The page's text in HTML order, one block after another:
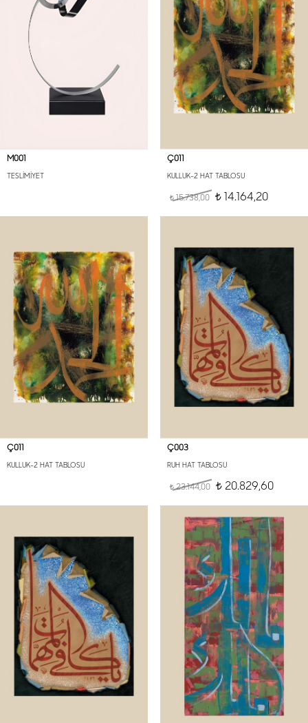
M001
TESLİMİYET
Ç011
KULLUK-2 HAT TABLOSU
t15.738,00 t14.164,20
Ç011
KULLUK-2 HAT TABLOSU
Ç003
RUH HAT TABLOSU
t23.144,00 t20.829,60